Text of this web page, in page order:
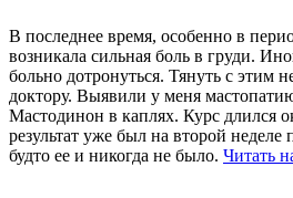
В последнее время, особенно в
возникала сильная боль в груди.
больно дотронуться. Тянуть с этим
доктору. Выявили у меня
Мастодинон в каплях. Курс длился
результат уже был на второй
будто ее и никогда не было. Читать